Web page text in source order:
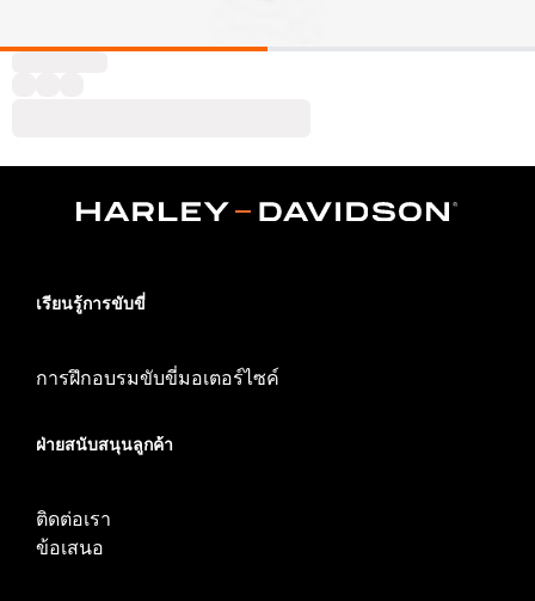
เรียนรู้การขับขี่
การฝึกอบรมขับขี่มอเตอร์ไซค์
ฝ่ายสนับสนุนลูกค้า
ติดต่อเรา
ข้อเสนอ